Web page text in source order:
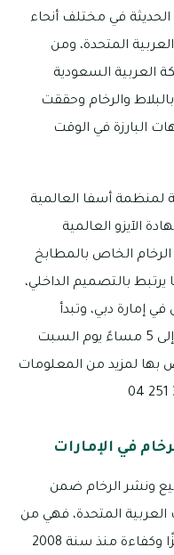
في مختلف أنحاء
المتحدة، ومن
العربية السعودية
والرخام وحققت
البارزة في الوقت
لمنظمة أسفا العالمية
الآيزو العالمية
الخاص بالمطابخ
بالتصميم الداخلي،
إمارة دبي، وتبدأ
ساعات عملها من الساعة 9 صباحًا إلى 5 مساءً يوم السبت
بها لمزيد من المعلومات
في الإمارات
ونشر الرخام ضمن
العربية المتحدة، فهي من
الوجهات التي توفر أكثر الخدمات تميزًا وكفاءة منذ سنة 2008